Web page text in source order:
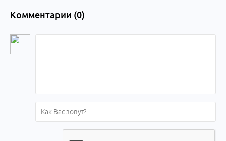
Комментарии (0)